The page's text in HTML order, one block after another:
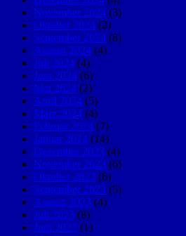
November 2024 (3)
Oktober 2024 (2)
September 2024 (8)
August 2024 (4)
Juli 2024 (4)
Juni 2024 (6)
Mai 2024 (2)
April 2024 (5)
März 2024 (4)
Februar 2024 (7)
Januar 2024 (14)
Dezember 2023 (4)
November 2023 (6)
Oktober 2023 (6)
September 2023 (5)
August 2023 (4)
Juli 2023 (8)
Juni 2023 (1)